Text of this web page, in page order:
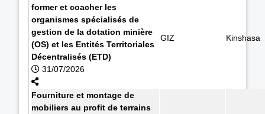
former et coacher les
organismes spécialisés de
gestion de la dotation minière
(OS) et les Entités Territoriales
Décentralisés (ETD)
31/07/2026
GIZ Kinshasa
Fourniture et montage de
mobiliers au profit de terrains